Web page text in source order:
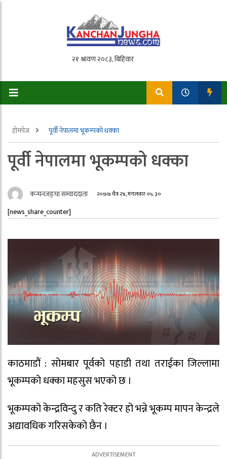
होमपेज पूर्वी नेपालमा भूकम्पको धक्का
पूर्वी नेपालमा भूकम्पको धक्का
कन्चनजङ्घा सम्वाददाता २०७७ चैत्र २४, मंगलवार ०५:३०
[news_share_counter]
काठमाडौं : सोमबार पूर्वको पहाडी तथा तराईका जिल्लामा
भूकम्पको धक्का महसुस भएको छ ।
भूकम्पको केन्द्रविन्दु र कति रेक्टर हो भन्ने भूकम्प मापन केन्द्रले
अद्यावधिक गरिसकेको छैन ।